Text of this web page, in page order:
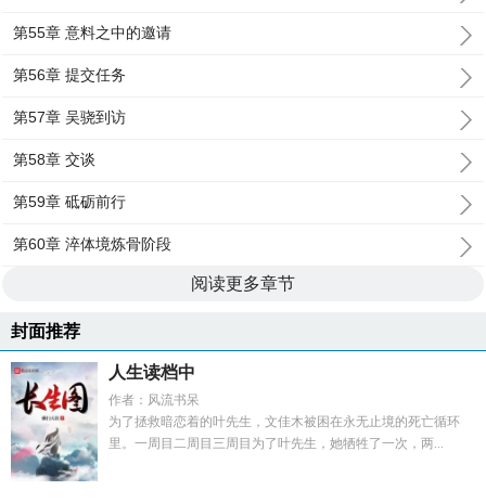
第55章 意料之中的邀请
第56章 提交任务
第57章 吴骁到访
第58章 交谈
第59章 砥砺前行
第60章 淬体境炼骨阶段
阅读更多章节
封面推荐
人生读档中
作者：风流书呆
为了拯救暗恋着的叶先生，文佳木被困在永无止境的死亡循环
里。一周目二周目三周目为了叶先生，她牺牲了一次，两...